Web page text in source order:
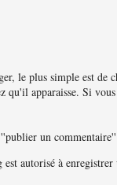
le plus simple est
apparaisse. Si
un
autorisé à